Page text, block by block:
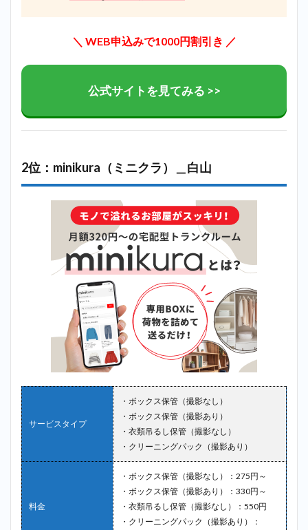
白山
った
ロー
スト
探す
おす
す
まと
め
＼ WEB申込みで1000円割引き ／
公式サイトを見てみる >>
2位：minikura（ミニクラ）＿白山
サービスタイプ
・ボックス保管（撮影なし）
・ボックス保管（撮影あり）
・衣類吊るし保管（撮影なし）
・クリーニングパック（撮影あり）
料金
・ボックス保管（撮影なし）：275円～
・ボックス保管（撮影あり）：330円～
・衣類吊るし保管（撮影なし）：550円
・クリーニングパック（撮影あり）：